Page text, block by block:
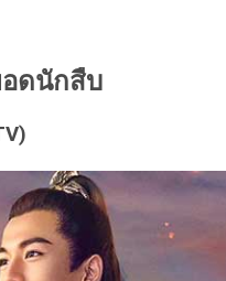
อดนักสืบ